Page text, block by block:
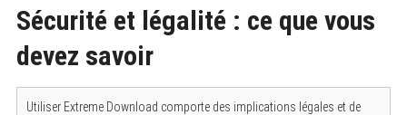
Sécurité et légalité : ce que vous
devez savoir
Utiliser Extreme Download comporte des implications légales et de